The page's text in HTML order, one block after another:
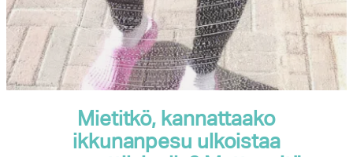
Mietitkö, kannattaako
ikkunanpesu ulkoistaa